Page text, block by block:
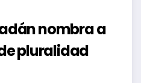
nombra a
pluralidad